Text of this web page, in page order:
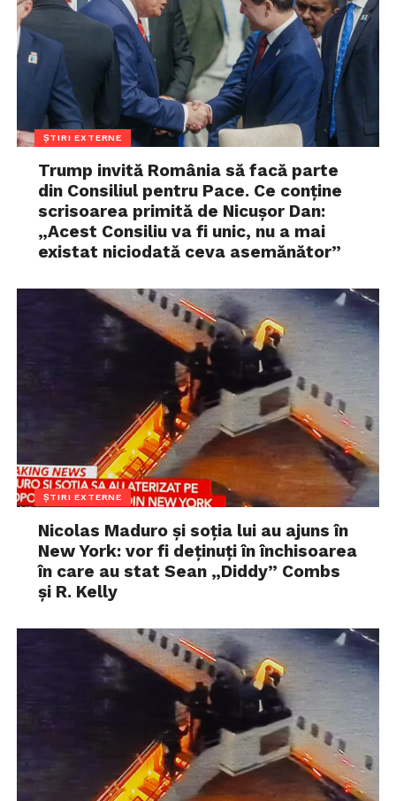
ȘTIRI EXTERNE
Trump invită România să facă parte
din Consiliul pentru Pace. Ce conține
scrisoarea primită de Nicușor Dan:
„Acest Consiliu va fi unic, nu a mai
existat niciodată ceva asemănător”
ȘTIRI EXTERNE
Nicolas Maduro și soția lui au ajuns în
New York: vor fi deținuți în închisoarea
în care au stat Sean „Diddy” Combs
și R. Kelly